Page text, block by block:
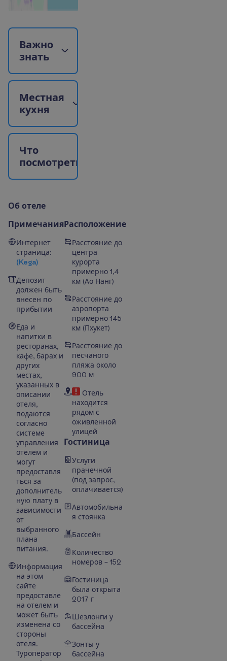
Важно
знать
Местная
кухня
Что
посмотреть
Об отеле
Примечания
Интернет
страница:
(Kega)
Депозит
должен быть
внесен по
прибытии
Еда и
напитки в
ресторанах,
кафе, барах и
других
местах,
указанных в
описании
отеля,
подаются
согласно
системе
управления
отелем и
могут
предоставля
ться за
дополнитель
ную плату в
зависимости
от
выбранного
плана
питания.
Информация
на этом
сайте
предоставле
на отелем и
может быть
изменена со
стороны
отеля.
Туроператор
Расположение
Расстояние до
центра
курорта
примерно 1,4
км (Ао Нанг)
Расстояние до
аэропорта
примерно 145
км (Пхукет)
Расстояние до
песчаного
пляжа около
900 м
Отель
находится
рядом с
оживленной
улицей
Гостиница
Услуги
прачечной
(под запрос,
оплачивается)
Автомобильна
я стоянка
Бассейн
Количество
номеров – 152
Гостиница
была открыта
2017 г
Шезлонги у
бассейна
Зонты у
бассейна